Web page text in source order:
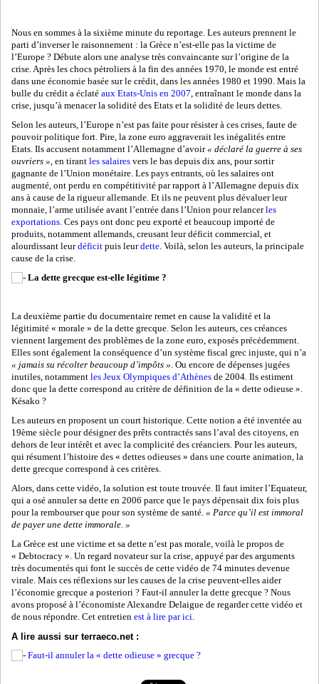
Nous en sommes à la sixième minute du reportage. Les auteurs prennent le
parti d’inverser le raisonnement : la Grèce n’est-elle pas la victime de
l’Europe ? Débute alors une analyse très convaincante sur l’origine de la
crise. Après les chocs pétroliers à la fin des années 1970, le monde est entré
dans une économie basée sur le crédit, dans les années 1980 et 1990. Mais la
bulle du crédit a éclaté aux Etats-Unis en 2007, entraînant le monde dans la
crise, jusqu’à menacer la solidité des Etats et la solidité de leurs dettes.
Selon les auteurs, l’Europe n’est pas faite pour résister à ces crises, faute de
pouvoir politique fort. Pire, la zone euro aggraverait les inégalités entre
Etats. Ils accusent notamment l’Allemagne d’avoir« déclaré la guerre à ses
ouvriers », en tirant les salaires vers le bas depuis dix ans, pour sortir
gagnante de l’Union monétaire. Les pays entrants, où les salaires ont
augmenté, ont perdu en compétitivité par rapport à l’Allemagne depuis dix
ans à cause de la rigueur allemande. Et ils ne peuvent plus dévaluer leur
monnaie, l’arme utilisée avant l’entrée dans l’Union pour relancerles
exportations. Ces pays ont donc peu exporté et beaucoup importé de
produits, notamment allemands, creusant leur déficit commercial, et
alourdissant leurdéficit puis leurdette. Voilà, selon les auteurs, la principale
cause de la crise.
La dette grecque est-elle légitime ?
La deuxième partie du documentaire remet en cause la validité et la
légitimité « morale » de la dette grecque. Selon les auteurs, ces créances
viennent largement des problèmes de la zone euro, exposés précédemment.
Elles sont également la conséquence d’un système fiscal grec injuste, qui n’a
« jamais su récolter beaucoup d’impôts ». Ou encore de dépenses jugées
inutiles, notamment les Jeux Olympiques d’Athènes de 2004. Ils estiment
donc que la dette correspond au critère de définition de la « dette odieuse ».
Késako ?
Les auteurs en proposent un court historique. Cette notion a été inventée au
19ème siècle pour désigner des prêts contractés sans l’aval des citoyens, en
dehors de leur intérêt et avec la complicité des créanciers. Pour les auteurs,
qui résument l’histoire des « dettes odieuses » dans une courte animation, la
dette grecque correspond à ces critères.
Alors, dans cette vidéo, la solution est toute trouvée. Il faut imiter l’Equateur,
qui a osé annuler sa dette en 2006 parce que le pays dépensait dix fois plus
pour la rembourser que pour son système de santé. « Parce qu’il est immoral
de payer une dette immorale. »
La Grèce est une victime et sa dette n’est pas morale, voilà le propos de
« Debtocracy ». Un regard novateur sur la crise, appuyé par des arguments
très documentés qui font le succès de cette vidéo de 74 minutes devenue
virale. Mais ces réflexions sur les causes de la crise peuvent-elles aider
l’économie grecque a posteriori ? Faut-il annuler la dette grecque ? Nous
avons proposé à l’économiste Alexandre Delaigue de regarder cette vidéo et
de nous répondre. Cet entretien est à lire par ici.
A lire aussi sur terraeco.net :
Faut-il annuler la « dette odieuse » grecque ?